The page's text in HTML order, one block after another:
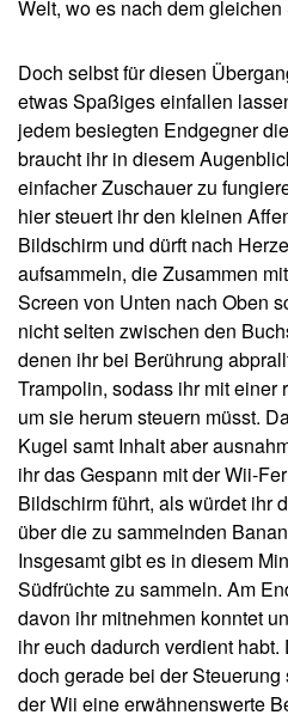
ihr das Gespann mit der Wii-
Bildschirm führt, als würdet ihr
über die zu sammelnden
Insgesamt gibt es in diesem
Südfrüchte zu sammeln. Am
davon ihr mitnehmen konntet
ihr euch dadurch verdient
doch gerade bei der
der Wii eine erwähnenswerte
„Wii“ wurde die
Fernbedienung
Wie bereits erwähnt werden
Charakter sondern die Levels
quasi gleich den gesamten
kippt und schwenkt. So versetzt
Affe gerade umher rollt, in eine
und könnt so die Schwerkraft
Doch musste man auf
Steuerkreuz oder auf den
Stylus die Kipp-Richtung der
auf der Wii erstmalig die Lage
sprichwörtlich vollkommen in